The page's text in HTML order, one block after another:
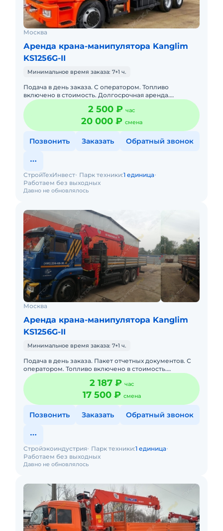
Москва
Аренда крана-манипулятора Kanglim
KS1256G-II
Минимальное время заказа: 7+1 ч.
Подача в день заказа. С оператором. Топливо
включено в стоимость. Долгосрочная аренда.
Краткосрочная аренда. Бесплатная доставка на место.
Опытный экипаж. Налич2 500 ₽ час
20 000 ₽ смена
Позвонить Заказать Обратный звонок
Давно не обновлялось
СтройТехИнвест Парк техники:1 единица
Работаем без выходных
Москва
Аренда крана-манипулятора Kanglim
KS1256G-II
Минимальное время заказа: 7+1 ч.
Подача в день заказа. Пакет отчетных документов. С
оператором. Топливо включено в стоимость.
Краткосрочная аренда. Долгосрочная аренда.
2 187 ₽ час
17 500 ₽ смена
Позвонить Заказать Обратный звонок
Давно не обновлялось
Стройэкоиндустрия Парк техники:1 единица
Работаем без выходных